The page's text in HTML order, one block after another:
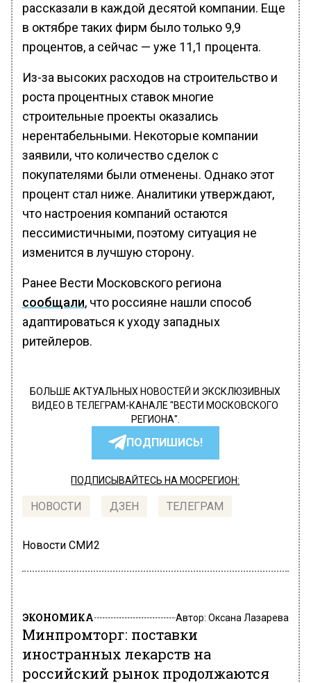
рассказали в каждой десятой компании. Еще
в октябре таких фирм было только 9,9
процентов, а сейчас — уже 11,1 процента.
Из-за высоких расходов на строительство и
роста процентных ставок многие
строительные проекты оказались
нерентабельными. Некоторые компании
заявили, что количество сделок с
покупателями были отменены. Однако этот
процент стал ниже. Аналитики утверждают,
что настроения компаний остаются
пессимистичными, поэтому ситуация не
изменится в лучшую сторону.
Ранее Вести Московского региона
сообщали, что россияне нашли способ
адаптироваться к уходу западных
ритейлеров.
БОЛЬШЕ АКТУАЛЬНЫХ НОВОСТЕЙ И ЭКСКЛЮЗИВНЫХ
ВИДЕО В ТЕЛЕГРАМ-КАНАЛЕ "ВЕСТИ МОСКОВСКОГО
РЕГИОНА".
ПОДПИШИСЬ!
ПОДПИСЫВАЙТЕСЬ НА МОСРЕГИОН:
НОВОСТИ ДЗЕН ТЕЛЕГРАМ
Новости СМИ2
ЭКОНОМИКА Автор: Оксана Лазарева
Минпромторг: поставки
иностранных лекарств на
российский рынок продолжаются